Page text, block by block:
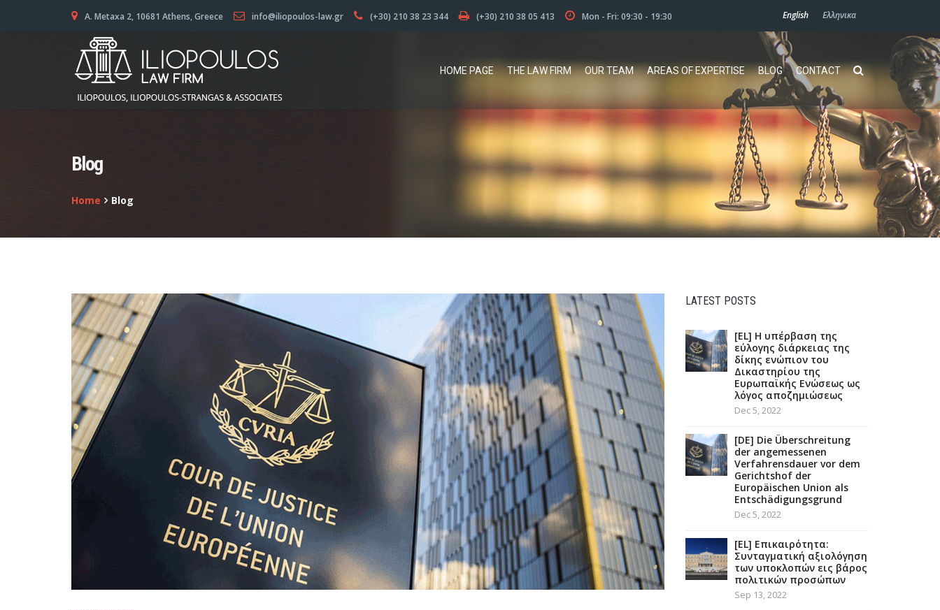
A. Metaxa 2, 10681 Athens, Greece info@iliopoulos-law.gr (+30) 210 38 23 344 (+30) 210 38 05 413 Mon - Fri: 09:30 - 19:30 English Ελληνικα
HOME PAGE THE LAW FIRM OUR TEAM AREAS OF EXPERTISE BLOG CONTACT
Blog
Home Blog
LATEST POSTS
[EL] Η υπέρβαση της
εύλογης διάρκειας της
δίκης ενώπιον του
Δικαστηρίου της
Ευρωπαϊκής Ενώσεως ως
λόγος αποζημιώσεως
Dec 5, 2022
[DE] Die Überschreitung
der angemessenen
Verfahrensdauer vor dem
Gerichtshof der
Europäischen Union als
Entschädigungsgrund
Dec 5, 2022
[EL] Επικαιρότητα:
Συνταγματική αξιολόγηση
των υποκλοπών εις βάρος
πολιτικών προσώπων
Sep 13, 2022